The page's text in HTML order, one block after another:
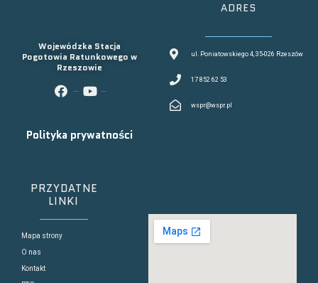
Wojewódzka Stacja
Pogotowia Ratunkowego w
Rzeszowie
Polityka prywatności
ADRES
ul. Poniatowskiego 4, 35-026 Rzeszów
17 852 62 53
wspr@wspr.pl
PRZYDATNE
LINKI
Mapa strony
O nas
Kontakt